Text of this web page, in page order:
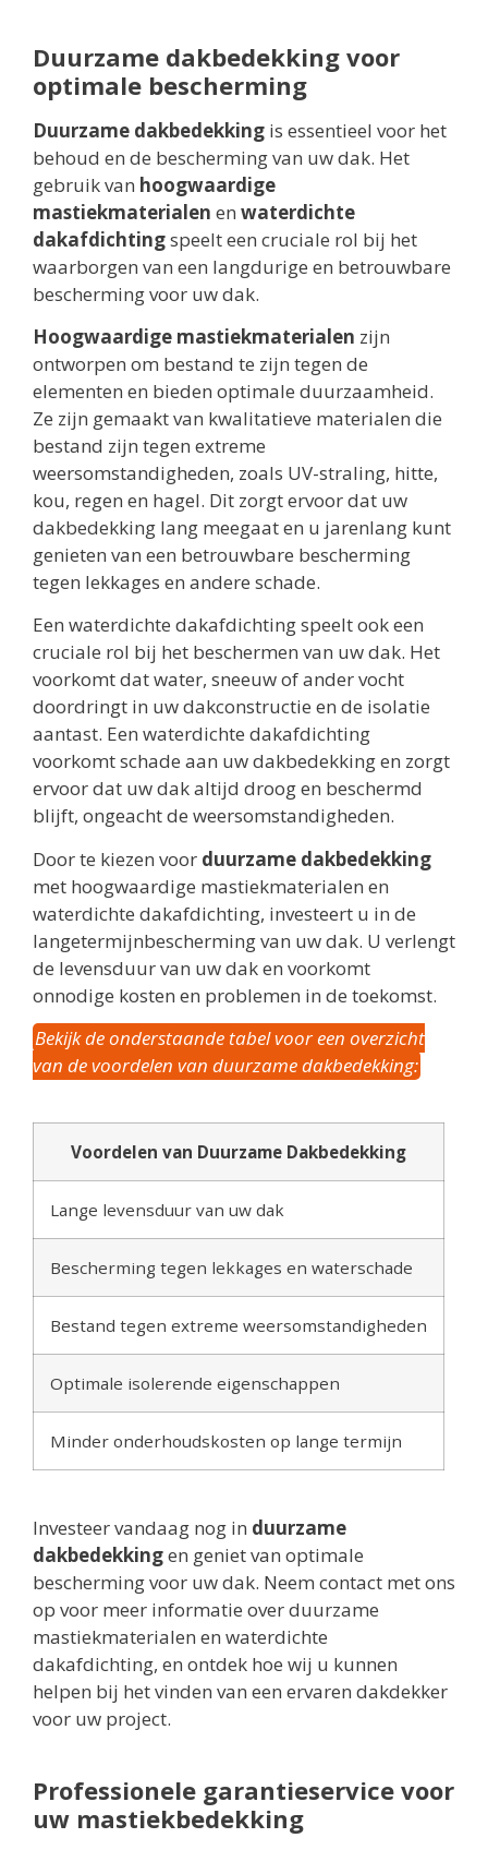
Duurzame dakbedekking voor
optimale bescherming
Duurzame dakbedekking is essentieel voor het
behoud en de bescherming van uw dak. Het
gebruik van hoogwaardige
mastiekmaterialen en waterdichte
dakafdichtingspeelt een cruciale rol bij het
waarborgen van een langdurige en betrouwbare
bescherming voor uw dak.
Hoogwaardige mastiekmaterialen zijn
ontworpen om bestand te zijn tegen de
elementen en bieden optimale duurzaamheid.
Ze zijn gemaakt van kwalitatieve materialen die
bestand zijn tegen extreme
weersomstandigheden, zoals UV-straling, hitte,
kou, regen en hagel. Dit zorgt ervoor dat uw
dakbedekking lang meegaat en u jarenlang kunt
genieten van een betrouwbare bescherming
tegen lekkages en andere schade.
Een waterdichte dakafdichting speelt ook een
cruciale rol bij het beschermen van uw dak. Het
voorkomt dat water, sneeuw of ander vocht
doordringt in uw dakconstructie en de isolatie
aantast. Een waterdichte dakafdichting
voorkomt schade aan uw dakbedekking en zorgt
ervoor dat uw dak altijd droog en beschermd
blijft, ongeacht de weersomstandigheden.
Door te kiezen voor duurzame dakbedekking
met hoogwaardige mastiekmaterialen en
waterdichte dakafdichting, investeert u in de
langetermijnbescherming van uw dak. U verlengt
de levensduur van uw dak en voorkomt
onnodige kosten en problemen in de toekomst.
Bekijk de onderstaande tabel voor een overzicht
van de voordelen van duurzame dakbedekking:
Voordelen van Duurzame Dakbedekking
Lange levensduur van uw dak
Bescherming tegen lekkages en waterschade
Bestand tegen extreme weersomstandigheden
Optimale isolerende eigenschappen
Minder onderhoudskosten op lange termijn
Investeer vandaag nog in duurzame
dakbedekkingen geniet van optimale
bescherming voor uw dak. Neem contact met ons
op voor meer informatie over duurzame
mastiekmaterialen en waterdichte
dakafdichting, en ontdek hoe wij u kunnen
helpen bij het vinden van een ervaren dakdekker
voor uw project.
Professionele garantieservice voor
uw mastiekbedekking